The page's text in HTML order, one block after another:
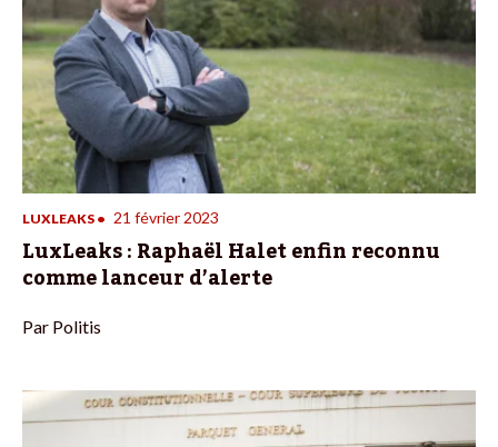
LUXLEAKS • 21 février 2023
LuxLeaks : Raphaël Halet enfin reconnu
comme lanceur d’alerte
Par Politis